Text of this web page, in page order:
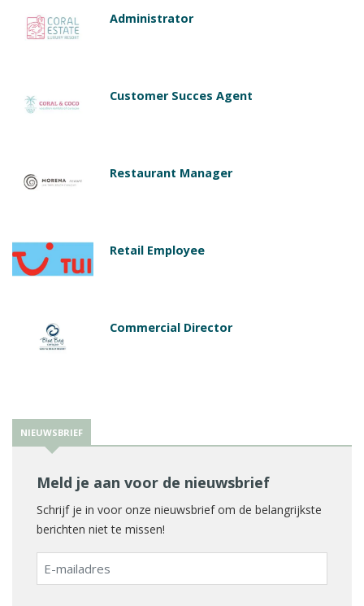
Administrator
Customer Succes Agent
Restaurant Manager
Retail Employee
Commercial Director
NIEUWSBRIEF
Meld je aan voor de nieuwsbrief
Schrijf je in voor onze nieuwsbrief om de belangrijkste
berichten niet te missen!
E-
mailadres